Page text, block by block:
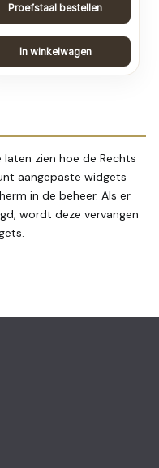
Proefstaal bestellen
In winkelwagen
zien hoe de Rechts
aangepaste widgets
in de beheer. Als er
wordt deze vervangen